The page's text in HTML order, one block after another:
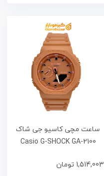
ساعت مچی کاسیو جی شاک
Casio G-SHOCK GA-2100
1,514,003 تومان